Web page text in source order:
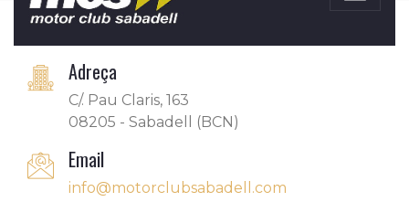
Adreça
C/. Pau Claris, 163
08205 - Sabadell (BCN)
Email
info@motorclubsabadell.com